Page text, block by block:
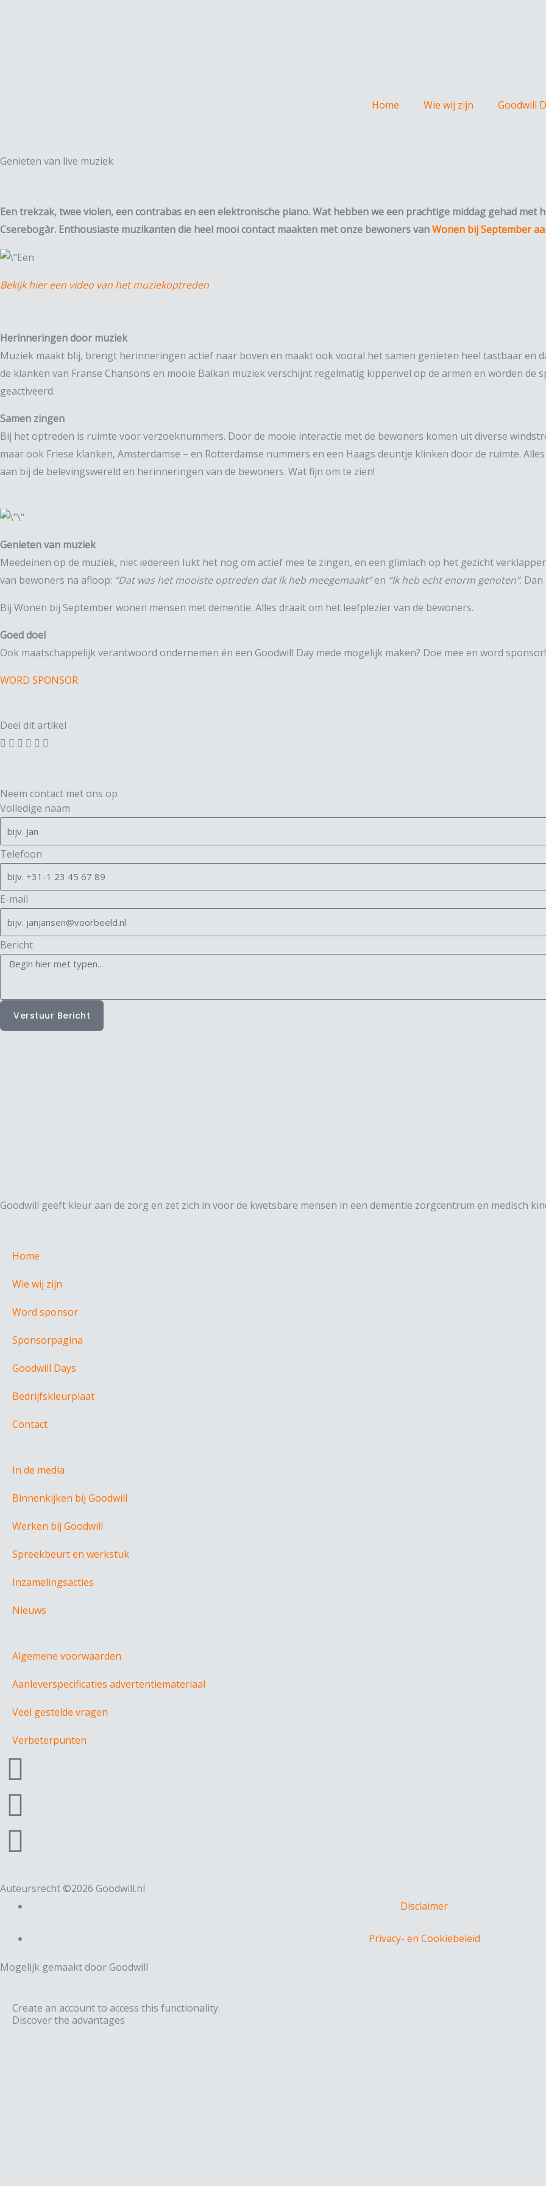
Home Wie wij zijn Goodwill
Genieten van live muziek
Een trekzak, twee violen, een contrabas en een elektronische piano.Wat hebben we een prachtige middag gehad
Cserebogàr. Enthousiaste muzikanten die heel mooi contact maakten met onze bewoners vanWonen bij September
Bekijk hier een video van het muziekoptreden
Herinneringen door muziek
Muziek maakt blij, brengt herinneringen actief naar boven en maakt ook vooral het samen genieten heel tastbaar en
de klanken van Franse Chansons en mooie Balkan muziek verschijnt regelmatig kippenvel op de armen en worden de
geactiveerd.
Samen zingen
Bij het optreden is ruimte voor verzoeknummers. Door de mooie interactie met de bewoners komen uit diverse
maar ook Friese klanken, Amsterdamse – en Rotterdamse nummers en een Haags deuntje klinken door de ruimte.
aan bij de belevingswereld en herinneringen van de bewoners. Wat fijn om te zien!
Genieten van muziek
Meedeinen op de muziek, niet iedereen lukt het nog om actief mee te zingen, en een glimlach op het gezicht
van bewoners na afloop: “Dat was het mooiste optreden dat ik heb meegemaakt”en “Ik heb echt enorm genoten”.
Bij Wonen bij September wonen mensen met dementie. Alles draait om het leefplezier van de bewoners.
Goed doel
Ook maatschappelijk verantwoord ondernemen én een Goodwill Day mede mogelijk maken? Doe mee en word sponsor!
WORD SPONSOR
Deel dit artikel
Neem contact met ons op
Volledige naam
Telefoon
E-mail
Bericht
Verstuur Bericht
Goodwill geeft kleur aan de zorg en zet zich in voor de kwetsbare mensen in een dementie zorgcentrum en medisch
Home
Wie wij zijn
Word sponsor
Sponsorpagina
Goodwill Days
Bedrijfskleurplaat
Contact
In de media
Binnenkijken bij Goodwill
Werken bij Goodwill
Spreekbeurt en werkstuk
Inzamelingsacties
Nieuws
Algemene voorwaarden
Aanleverspecificaties advertentiemateriaal
Veel gestelde vragen
Verbeterpunten
F
a
c
e
b
o
o
k
I
n
s
t
a
g
a
L
n
k
e
d
i
Auteursrecht ©2026 Goodwill.nl
Disclaimer
Privacy- en Cookiebeleid
Mogelijk gemaakt door Goodwill
Create an account to access this functionality.
Discover the advantages